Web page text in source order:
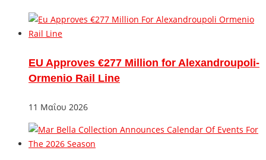
EU Approves €277 Million for Alexandroupoli-
Ormenio Rail Line
11 Μαΐου 2026